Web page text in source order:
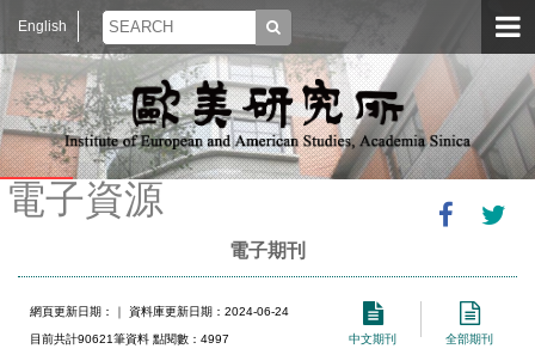
English
電子資源
電子期刊
中文期刊 全部期刊
網頁更新日期： ｜ 資料庫更新日期：2024-06-24
目前共計90621筆資料 點閱數：4997